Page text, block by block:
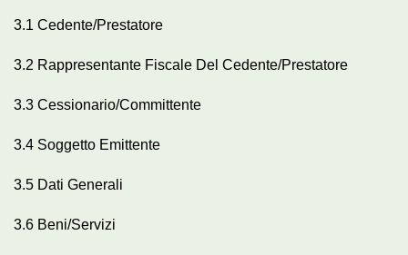
3.1 Cedente/Prestatore
3.2 Rappresentante Fiscale Del Cedente/Prestatore
3.3 Cessionario/Committente
3.4 Soggetto Emittente
3.5 Dati Generali
3.6 Beni/Servizi